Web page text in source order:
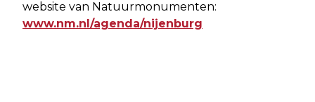
website van Natuurmonumenten:
www.nm.nl/agenda/nijenburg